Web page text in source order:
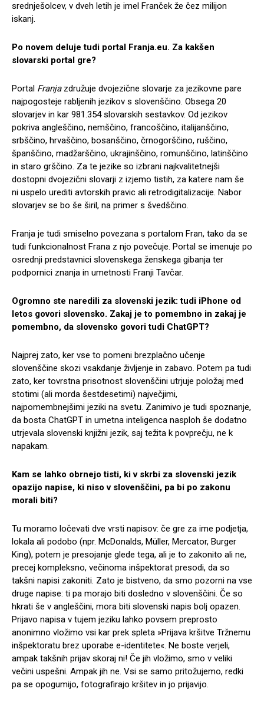
srednješolcev, v dveh letih je imel Franček že čez milijon
iskanj.
Po novem deluje tudi portal Franja.eu. Za kakšen
slovarski portal gre?
Portal Franjazdružuje dvojezične slovarje za jezikovne pare
najpogosteje rabljenih jezikov s slovenščino. Obsega 20
slovarjev in kar 981.354 slovarskih sestavkov. Od jezikov
pokriva angleščino, nemščino, francoščino, italijanščino,
srbščino, hrvaščino, bosanščino, črnogorščino, ruščino,
španščino, madžarščino, ukrajinščino, romunščino, latinščino
in staro grščino. Za te jezike so izbrani najkvalitetnejši
dostopni dvojezični slovarji z izjemo tistih, za katere nam še
ni uspelo urediti avtorskih pravic ali retrodigitalizacije. Nabor
slovarjev se bo še širil, na primer s švedščino.
Franja je tudi smiselno povezana s portalom Fran, tako da se
tudi funkcionalnost Frana z njo povečuje. Portal se imenuje po
osrednji predstavnici slovenskega ženskega gibanja ter
podpornici znanja in umetnosti Franji Tavčar.
Ogromno ste naredili za slovenski jezik: tudi iPhone od
letos govori slovensko. Zakaj je to pomembno in zakaj je
pomembno, da slovensko govori tudi ChatGPT?
Najprej zato, ker vse to pomeni brezplačno učenje
slovenščine skozi vsakdanje življenje in zabavo. Potem pa tudi
zato, ker tovrstna prisotnost slovenščini utrjuje položaj med
stotimi (ali morda šestdesetimi) največjimi,
najpomembnejšimi jeziki na svetu. Zanimivo je tudi spoznanje,
da bosta ChatGPT in umetna inteligenca nasploh še dodatno
utrjevala slovenski knjižni jezik, saj težita k povprečju, ne k
napakam.
Kam se lahko obrnejo tisti, ki v skrbi za slovenski jezik
opazijo napise, ki niso v slovenščini, pa bi po zakonu
morali biti?
Tu moramo ločevati dve vrsti napisov: če gre za ime podjetja,
lokala ali podobo (npr. McDonalds, Müller, Mercator, Burger
King), potem je presojanje glede tega, ali je to zakonito ali ne,
precej kompleksno, večinoma inšpektorat presodi, da so
takšni napisi zakoniti. Zato je bistveno, da smo pozorni na vse
druge napise: ti pa morajo biti dosledno v slovenščini. Če so
hkrati še v angleščini, mora biti slovenski napis bolj opazen.
Prijavo napisa v tujem jeziku lahko povsem preprosto
anonimno vložimo vsi kar prek spleta »Prijava kršitve Tržnemu
inšpektoratu brez uporabe e-identitete«. Ne boste verjeli,
ampak takšnih prijav skoraj ni! Če jih vložimo, smo v veliki
večini uspešni. Ampak jih ne. Vsi se samo pritožujemo, redki
pa se opogumijo, fotografirajo kršitev in jo prijavijo.